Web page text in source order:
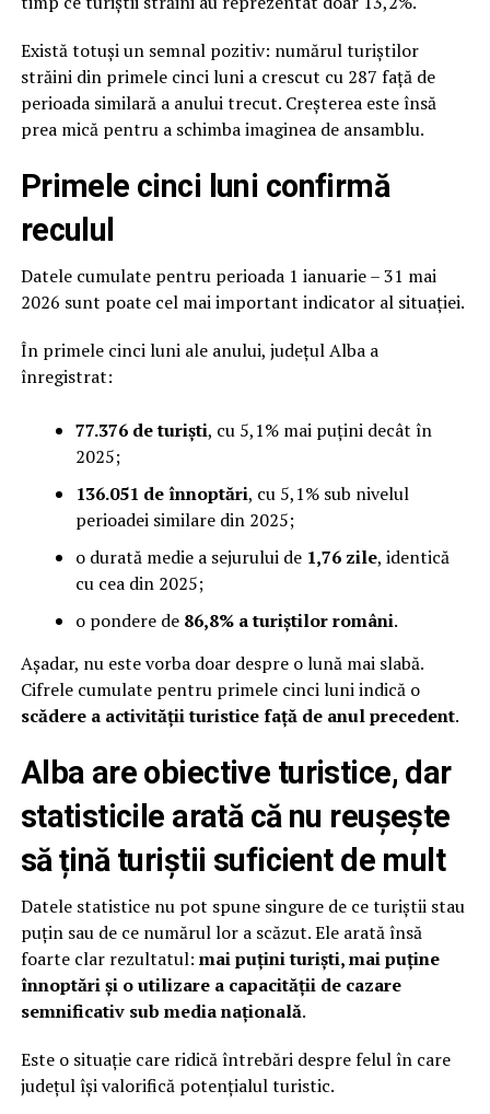
Există totuși un semnal pozitiv: numărul turiștilor
străini din primele cinci luni a crescut cu 287 față de
perioada similară a anului trecut. Creșterea este însă
prea mică pentru a schimba imaginea de ansamblu.
Primele cinci luni confirmă
reculul
Datele cumulate pentru perioada 1 ianuarie – 31 mai
2026 sunt poate cel mai important indicator al situației.
În primele cinci luni ale anului, județul Alba a
înregistrat:
77.376 de turiști, cu 5,1% mai puțini decât în
2025;
136.051 de înnoptări, cu 5,1% sub nivelul
perioadei similare din 2025;
o durată medie a sejurului de 1,76 zile, identică
cu cea din 2025;
o pondere de 86,8% a turiștilor români.
Așadar, nu este vorba doar despre o lună mai slabă.
Cifrele cumulate pentru primele cinci luni indică o
scădere a activității turistice față de anul precedent.
Alba are obiective turistice, dar
statisticile arată că nu reușește
să țină turiștii suficient de mult
Datele statistice nu pot spune singure de ce turiștii stau
puțin sau de ce numărul lor a scăzut. Ele arată însă
foarte clar rezultatul: mai puțini turiști, mai puține
înnoptări și o utilizare a capacității de cazare
semnificativ sub media națională.
Este o situație care ridică întrebări despre felul în care
județul își valorifică potențialul turistic.